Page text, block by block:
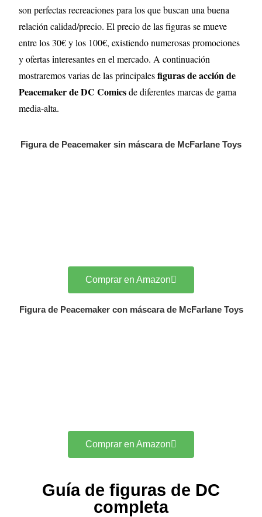
son perfectas recreaciones para los que buscan una buena
relación calidad/precio. El precio de las figuras se mueve
entre los 30€ y los 100€, existiendo numerosas promociones
y ofertas interesantes en el mercado. A continuación
mostraremos varias de las principalesfiguras de acción de
Peacemaker de DC Comicsde diferentes marcas de gama
media-alta.
Figura de Peacemaker sin máscara de McFarlane Toys
Comprar en Amazon
Figura de Peacemaker con máscara de McFarlane Toys
Comprar en Amazon
Guía de figuras de DC
completa